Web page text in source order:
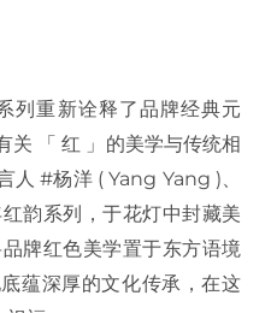
列重新诠释了品牌经典元
关 「 红 」的美学与传统相
人 #杨洋 ( Yang Yang )、
韵系列，于花灯中封藏美
牌红色美学置于东方语境
蕴深厚的文化传承，在这